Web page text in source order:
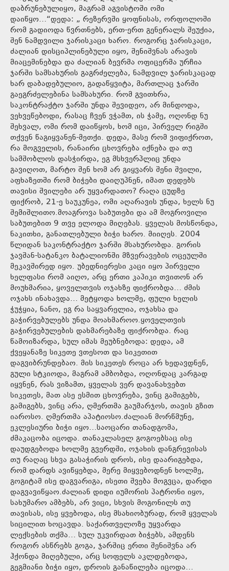
დაბრუნებულიყო, მაგრამ აგვისტოში ომი
დაიწყო…“დედა: „ რეზერვში ყოფნისას, ორფოლოში
რომ გადიოდა წვრთნებს, ერთ-ერთ გენერალს შეუქია,
შენ ნამდვილი ჯარისკაცი ხარო. როგორც ჯარისკაცი,
ძალიან დისციპლინებული იყო, შენიშვნას არავის
მიაცემინებდა და ძალიან ბევრმა ოფიცერმა ურჩია
ჯარში სამსახურის გაგრძელება, ნამდვილ ჯარისკაცად
ხარ დაბადებულიო, გადაწყვიტა, მართლაც ჯარში
გაეგრძელებინა სამსახური. რომ გვითხრა,
საკონტრაქტო ჯარში უნდა შევიდეო, არ მინდოდა,
ვეხვეწებოდი, რასაც ჩვენ ვჭამთ, ის ჭამე, ოღონდ ნუ
შეხვალ, ომი რომ დაიწყოს, ხომ იცი, პირველ რიგში
თქვენ წაგიყვანენ-მეთქი. დედა, მასე რომ ვიფიქროთ,
რა მოგველის, რანაირი ცხოვრება იქნება და თუ
სამშობლოს დასჭირდა, ეგ მსხვერპლიც უნდა
გავიღოთ, მარტო შენ ხომ არ გიყვარს შენი შვილი,
აფხაზეთში რომ ბიჭები დაიღუპნენ, იმათ დედებს
თავისი შვილები არ უყვარდათო? რაღა ცუდზე
ფიქრობ, 21-ე საუკუნეა, ომი აღარავის უნდა, ხელს ნუ
შემიშლითო.მოაგროვა საბუთები და ამ მოგროვილი
საბუთებით 9 თვე ელოდა მიღებას. ყველას მოსწონდა,
ნაკითხი, განათლებული ბიჭი ხარო. მიიღეს. 2004
წლიდან საკონტრაქტო ჯარში მსახურობდა. გორის
ჯავშან-სატანკო ბატალიონში მზვერავების ოცეულში
მეკავშირედ იყო. უბედნიერესი კაცი იყო პირველი
ხელფასი რომ აიღო, არც ერთი კაპიკი თვითონ არ
მოუხმარია, ყოველთვის ოჯახზე ფიქრობდა… ძმის
ოჯახს ინახავდა… მეტყოდა ხოლმე, ფული ხელის
ჭუჭყია, ნანო, ეგ რა საყვარელია, ოჯახსა და
გაჭირვებულებს უნდა მოახმაროო.ყოველთვის
გაჭირვებულების დახმარებაზე ფიქრობდა. რაც
წამოიზარდა, სულ იმას მეუბნებოდა: დედა, ამ
ქვეყანაზე სიკეთე ვთესოთ და სიკეთით
დაგვიბრუნდებაო. მის სიკეთეს როცა არ ხედავდნენ,
გული სტკიოდა, მაგრამ ამბობდა, ოღონდაც კარგად
იყვნენ, რას ვიზამთ, ყველას ვერ დავანახვებთ
სიკეთეს, მათ ასე ესმით ცხოვრება, ვინც გამიგებს,
გამიგებს, ვინც არა, ღმერთმა გაუმარჯოს, თავის გზით
იაროსო. ღმერთმა აპატიოსო.ძალიან მორწმუნე,
ეკლესიური ბიჭი იყო…საოცარი თანადგომა,
ძმაკაცობა იცოდა. თანაკლასელ გოგოებსაც ისე
დაუდგებოდა ხოლმე გვერდში, ოჯახის დანგრევისას
თუ რაღაც სხვა გასაჭირის დროს, ისე დაარიგებდა,
რომ დარდს ავიწყებდა, მერე მიყვებოდნენ ხოლმე,
გოგიტამ ისე დაგვარიგა, ისეთი შვება მოგვცა, დარდი
დაგვავიწყაო.ძალიან დიდი იუმორის პატრონი იყო,
სახუმარო ამბებს, არ ვიცი, სხვის მოგონილს თუ
თავისას, ისე ყვებოდა, ისე მსახიობურად, რომ ყველას
სიცილით ხოცავდა. საქართველოზე უყვარდა
ლექსების თქმა… სულ უკვირდათ ბიჭებს, ამდენს
როგორ ასწრებს გოგა, ჯარშიც ერთი შენიშვნა არ
ჰქონდა მიღებული, არც სოფელს აკლდებოდა,
გეგმიანი ბიჭი იყო, დროის განაწილება იცოდა…